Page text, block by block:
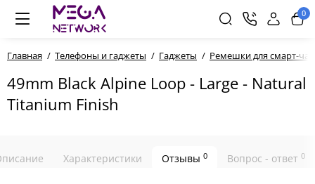
0
Главная Телефоны и гаджеты Гаджеты Ремешки для смарт-
49mm Black Alpine Loop - Large - Natural
Titanium Finish
Характеристики Отзывы 0 Вопрос - ответ 0